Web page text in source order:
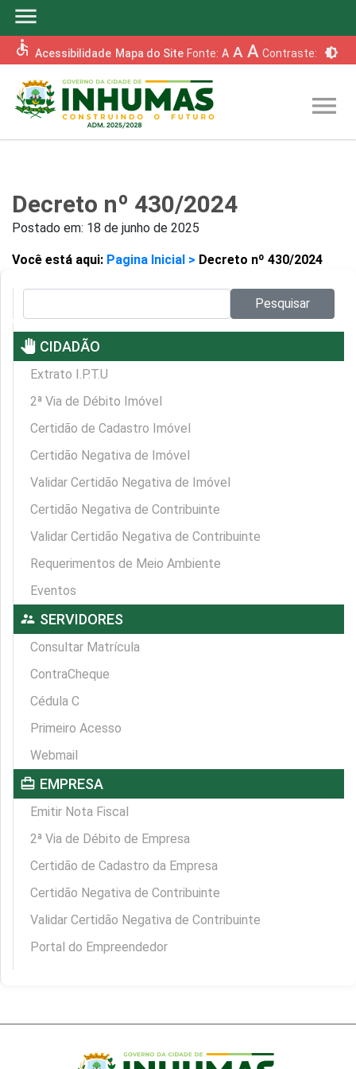
menu
accessible Acessibilidade Mapa do Site Fonte: A A A Contraste: brightness_6
menu
Decreto nº 430/2024
Postado em: 18 de junho de 2025
Você está aqui: Pagina Inicial > Decreto nº 430/2024
Pesquisar
pan_tool CIDADÃO
Extrato I.P.T.U
2ª Via de Débito Imóvel
Certidão de Cadastro Imóvel
Certidão Negativa de Imóvel
Validar Certidão Negativa de Imóvel
Certidão Negativa de Contribuinte
Validar Certidão Negativa de Contribuinte
Requerimentos de Meio Ambiente
Eventos
supervisor_account SERVIDORES
Consultar Matrícula
ContraCheque
Cédula C
Primeiro Acesso
Webmail
card_travel EMPRESA
Emitir Nota Fiscal
2ª Via de Débito de Empresa
Certidão de Cadastro da Empresa
Certidão Negativa de Contribuinte
Validar Certidão Negativa de Contribuinte
Portal do Empreendedor